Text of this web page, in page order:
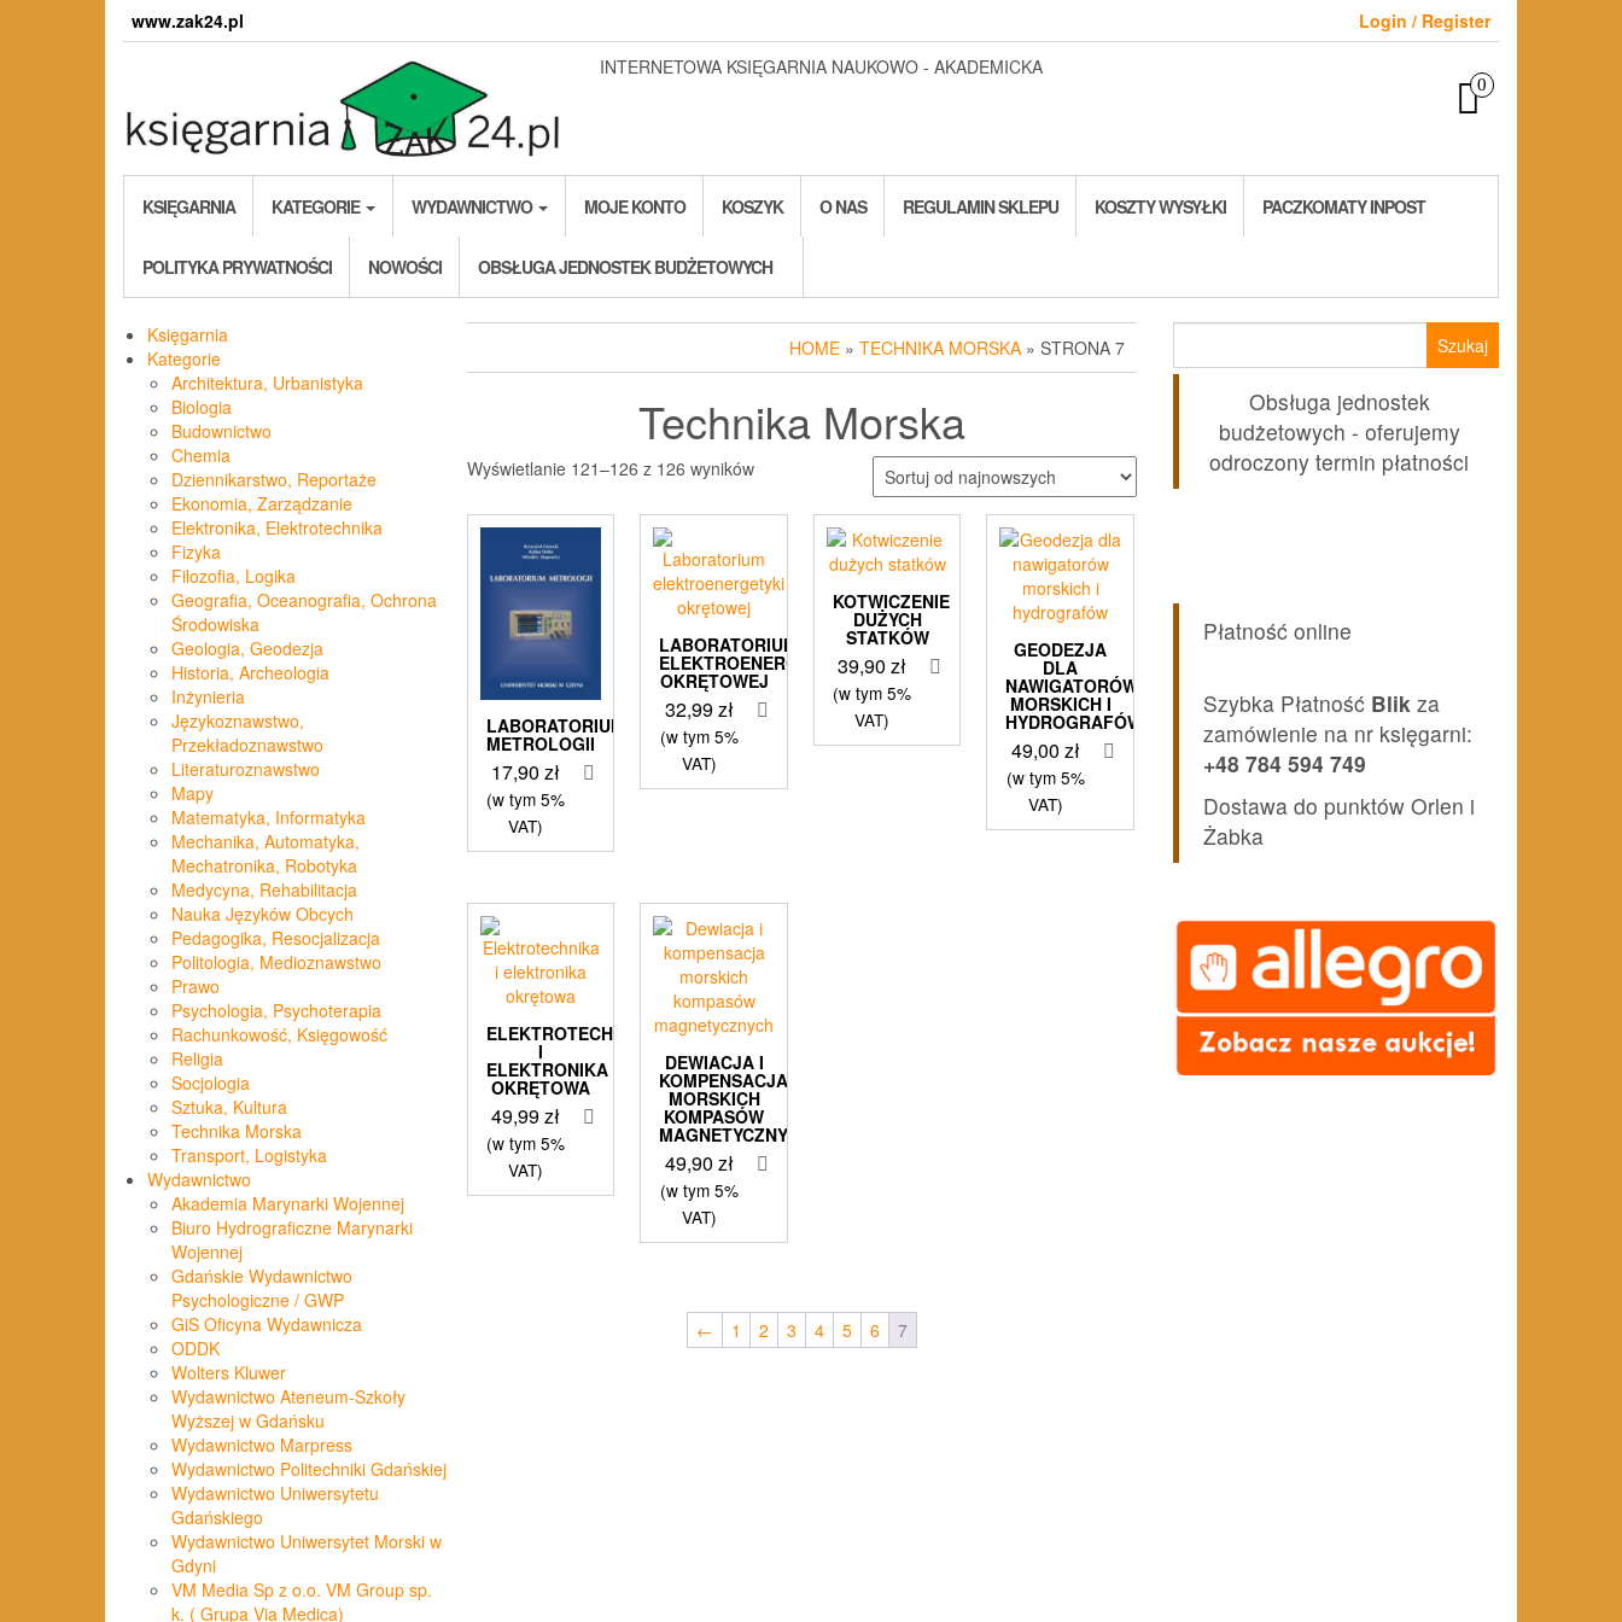
www.zak24.pl
Login / Register
INTERNETOWA KSIĘGARNIA NAUKOWO - AKADEMICKA
0
KSIĘGARNIA KATEGORIE WYDAWNICTWO MOJE KONTO KOSZYK O NAS REGULAMIN SKLEPU KOSZTY WYSYŁKI PACZKOMATY INPOST
POLITYKA PRYWATNOŚCI NOWOŚCI OBSŁUGA JEDNOSTEK BUDŻETOWYCH
Księgarnia
Kategorie
Architektura, Urbanistyka
Biologia
Budownictwo
Chemia
Dziennikarstwo, Reportaże
Ekonomia, Zarządzanie
Elektronika, Elektrotechnika
Fizyka
Filozofia, Logika
Geografia, Oceanografia, Ochrona
Środowiska
Geologia, Geodezja
Historia, Archeologia
Inżynieria
Językoznawstwo,
Przekładoznawstwo
Literaturoznawstwo
Mapy
Matematyka, Informatyka
Mechanika, Automatyka,
Mechatronika, Robotyka
Medycyna, Rehabilitacja
Nauka Języków Obcych
Pedagogika, Resocjalizacja
Politologia, Medioznawstwo
Prawo
Psychologia, Psychoterapia
Rachunkowość, Księgowość
Religia
Socjologia
Sztuka, Kultura
Technika Morska
Transport, Logistyka
Wydawnictwo
Akademia Marynarki Wojennej
Biuro Hydrograficzne Marynarki
Wojennej
Gdańskie Wydawnictwo
Psychologiczne / GWP
GiS Oficyna Wydawnicza
ODDK
Wolters Kluwer
Wydawnictwo Ateneum-Szkoły
Wyższej w Gdańsku
Wydawnictwo Marpress
Wydawnictwo Politechniki Gdańskiej
Wydawnictwo Uniwersytetu
Gdańskiego
Wydawnictwo Uniwersytet Morski w
Gdyni
VM Media Sp z o.o. VM Group sp.
k. ( Grupa Via Medica)
HOME » TECHNIKA MORSKA » STRONA 7
Technika Morska
Wyświetlanie 121–126 z 126 wynikówPosortowane
najnowszych
LABORATORIUM
METROLOGII
17,90zł
(w tym 5%
VAT)
LABORATORIUM
ELEKTROENERGETYKI
OKRĘTOWEJ
32,99zł
(w tym 5%
VAT)
KOTWICZENIE
DUŻYCH
STATKÓW
39,90zł
(w tym 5%
VAT)
GEODEZJA
DLA
NAWIGATORÓW
MORSKICH I
HYDROGRAFÓW
49,00 zł
(w tym 5%
VAT)
ELEKTROTECHNIKA
I
ELEKTRONIKA
OKRĘTOWA
49,99zł
(w tym 5%
VAT)
DEWIACJA I
KOMPENSACJA
MORSKICH
KOMPASÓW
MAGNETYCZNYCH
49,90 zł
(w tym 5%
VAT)
← 1 2 3 4 5 6 7
Obsługa jednostek
budżetowych - oferujemy
odroczony termin płatności
Płatność online
Szybka Płatność Blik za
zamówienie na nr księgarni:
+48 784 594 749
Dostawa do punktów Orlen i
Żabka